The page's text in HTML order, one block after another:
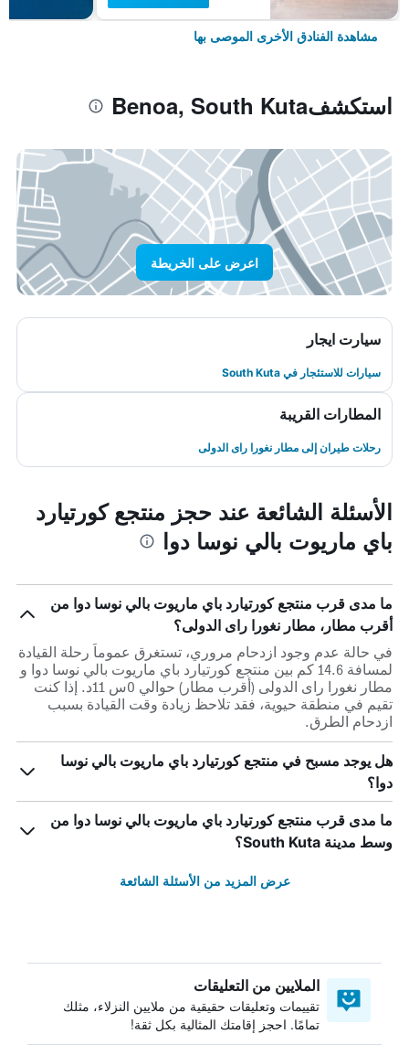
مشاهدة الفنادق الأخرى الموصى بها
استكشفBenoa, South Kuta
اعرض على الخريطة
سيارت ايجار
سيارات للاستئجار في South Kuta
المطارات القريبة
رحلات طيران إلى مطار نغورا راى الدولى
الأسئلة الشائعة عند حجز منتجع كورتيارد
باي ماريوت بالي نوسا دوا
ما مدى قرب منتجع كورتيارد باي ماريوت بالي نوسا دوا من
أقرب مطار، مطار نغورا راى الدولى؟
في حالة عدم وجود ازدحام مروري، تستغرق عموماً رحلة القيادة
لمسافة 14.6 كم بين منتجع كورتيارد باي ماريوت بالي نوسا دوا و
مطار نغورا راى الدولى (أقرب مطار) حوالي 0س 11د. إذا كنت
تقيم في منطقة حيوية، فقد تلاحظ زيادة وقت القيادة بسبب
ازدحام الطرق.
هل يوجد مسبح في منتجع كورتيارد باي ماريوت بالي نوسا
دوا؟
ما مدى قرب منتجع كورتيارد باي ماريوت بالي نوسا دوا من
وسط مدينة South Kuta؟
عرض المزيد من الأسئلة الشائعة
الملايين من التعليقات
تقييمات وتعليقات حقيقية من ملايين النزلاء، مثلك
تمامًا. احجز إقامتك المثالية بكل ثقة!